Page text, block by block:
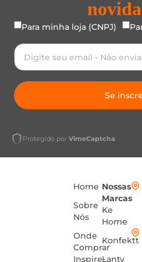
Para minha loja (CNPJ)
Se
Protegido por VimeCaptcha
Home
Sobre
Nós
Onde
Comprar
Inspire-
Nossas
Marcas
Ke
Home
Konfektt
Lanty